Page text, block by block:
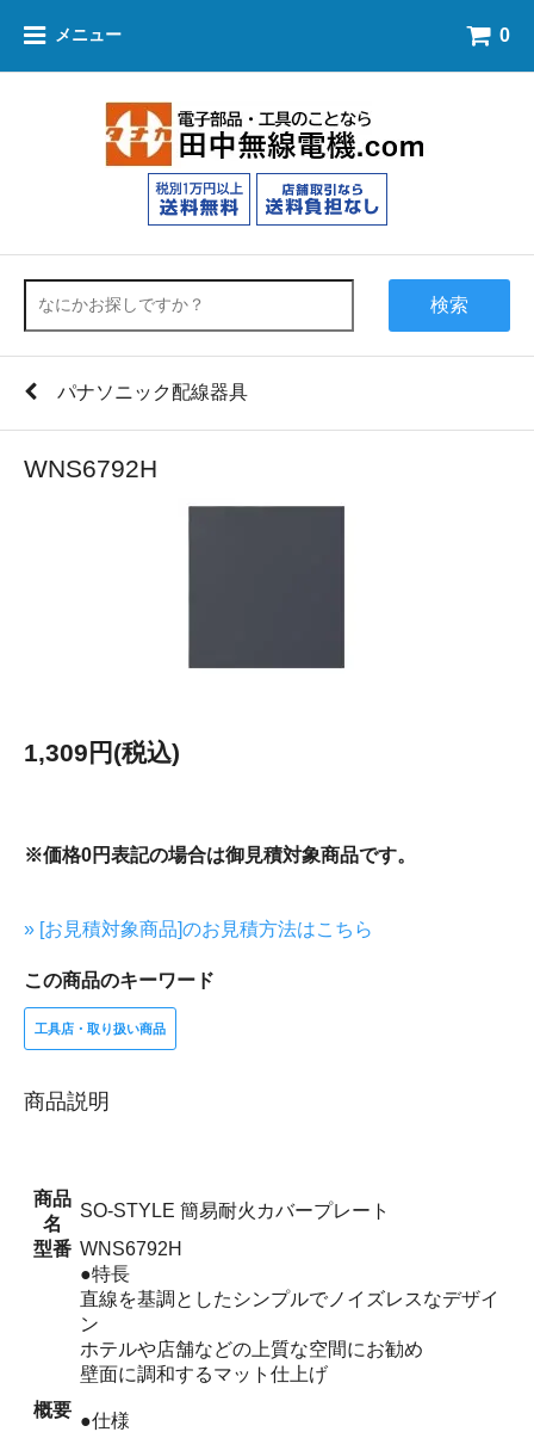
メニュー 0
検索
パナソニック配線器具
WNS6792H
1,309円(税込)
※価格0円表記の場合は御見積対象商品です。
» [お見積対象商品]のお見積方法はこちら
この商品のキーワード
工具店・取り扱い商品
商品説明
商品
名
SO-STYLE 簡易耐火カバープレート
型番 WNS6792H
概要
●特長
直線を基調としたシンプルでノイズレスなデザイ
ン
ホテルや店舗などの上質な空間にお勧め
壁面に調和するマット仕上げ
●仕様